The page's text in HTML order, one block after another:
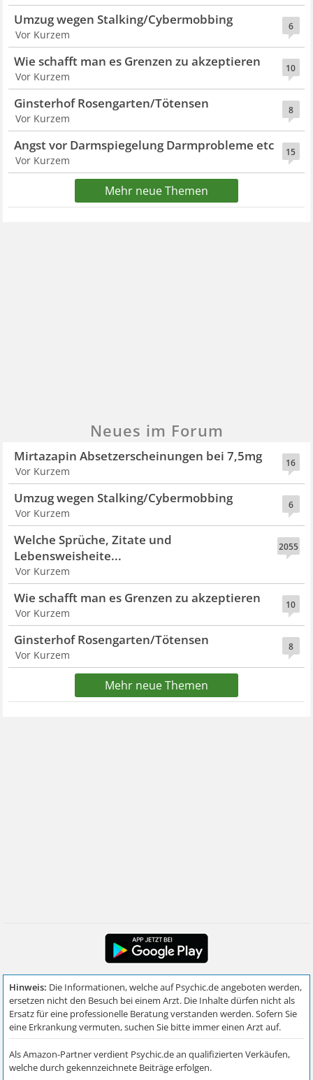
6
Umzug wegen Stalking/Cybermobbing
Vor Kurzem
10
Wie schafft man es Grenzen zu akzeptieren
Vor Kurzem
8
Ginsterhof Rosengarten/Tötensen
Vor Kurzem
15
Angst vor Darmspiegelung Darmprobleme etc
Vor Kurzem
Mehr neue Themen
Neues im Forum
16
Mirtazapin Absetzerscheinungen bei 7,5mg
Vor Kurzem
6
Umzug wegen Stalking/Cybermobbing
Vor Kurzem
2055
Welche Sprüche, Zitate und
Lebensweisheite...
Vor Kurzem
10
Wie schafft man es Grenzen zu akzeptieren
Vor Kurzem
8
Ginsterhof Rosengarten/Tötensen
Vor Kurzem
Mehr neue Themen